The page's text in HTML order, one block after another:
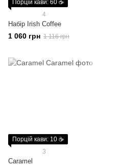
Порцій кави: 60 ☕
4
Набір Irish Coffee
1 060 грн 1 116 грн
Порцій кави: 10 ☕
3
Caramel